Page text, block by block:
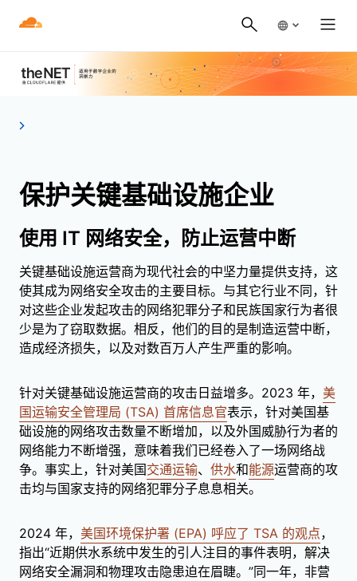
保护关键基础设施企业
使用 IT 网络安全，防止运营中断
关键基础设施运营商为现代社会的中坚力量提供支持，这
使其成为网络安全攻击的主要目标。与其它行业不同，针
对这些企业发起攻击的网络犯罪分子和民族国家行为者很
少是为了窃取数据。相反，他们的目的是制造运营中断，
造成经济损失，以及对数百万人产生严重的影响。
针对关键基础设施运营商的攻击日益增多。2023 年， 美
国运输安全管理局 (TSA) 首席信息官表示，针对美国基
础设施的网络攻击数量不断增加，以及外国威胁行为者的
网络能力不断增强，意味着我们已经卷入了一场网络战
争。事实上，针对美国交通运输、 供水和能源运营商的攻
击均与国家支持的网络犯罪分子息息相关。
2024 年， 美国环境保护署 (EPA) 呼应了 TSA 的观点，
指出“近期供水系统中发生的引人注目的事件表明，解决
网络安全漏洞和物理攻击隐患迫在眉睫。”同一年，非营